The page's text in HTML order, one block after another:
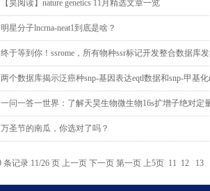
【昊阅读】nature genetics 11月精选文章一览
明星分子lncrna-neat1到底是啥？
终于等到你！ssrome，所有物种ssr标记开发整合数据库
两个数据库揭示泛癌种snp-基因表达eqtl数据和snp-甲基化
一问一答一世界：了解天昊生物微生物16s扩增子绝对定
万圣节的南瓜，你选对了吗？
条记录 11/26 页 上一页 下一页 第一页 上5页 11 12 13